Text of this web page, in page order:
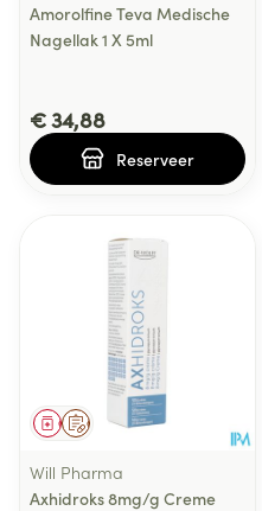
Amorolfine Teva Medische
Nagellak 1 X 5ml
€ 34,88
Reserveer
Op voorschrift
Geneesmiddel
Will Pharma
Axhidroks 8mg/g Creme